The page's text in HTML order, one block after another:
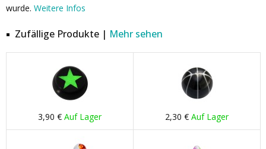
wurde. Weitere Infos
Zufällige Produkte | Mehr sehen
3,90 € Auf Lager 2,30 € Auf Lager